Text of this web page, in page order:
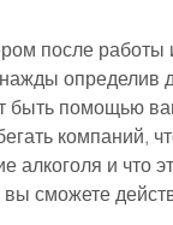
после
определив
быть помощью
компаний,
алкоголя и что
сможете